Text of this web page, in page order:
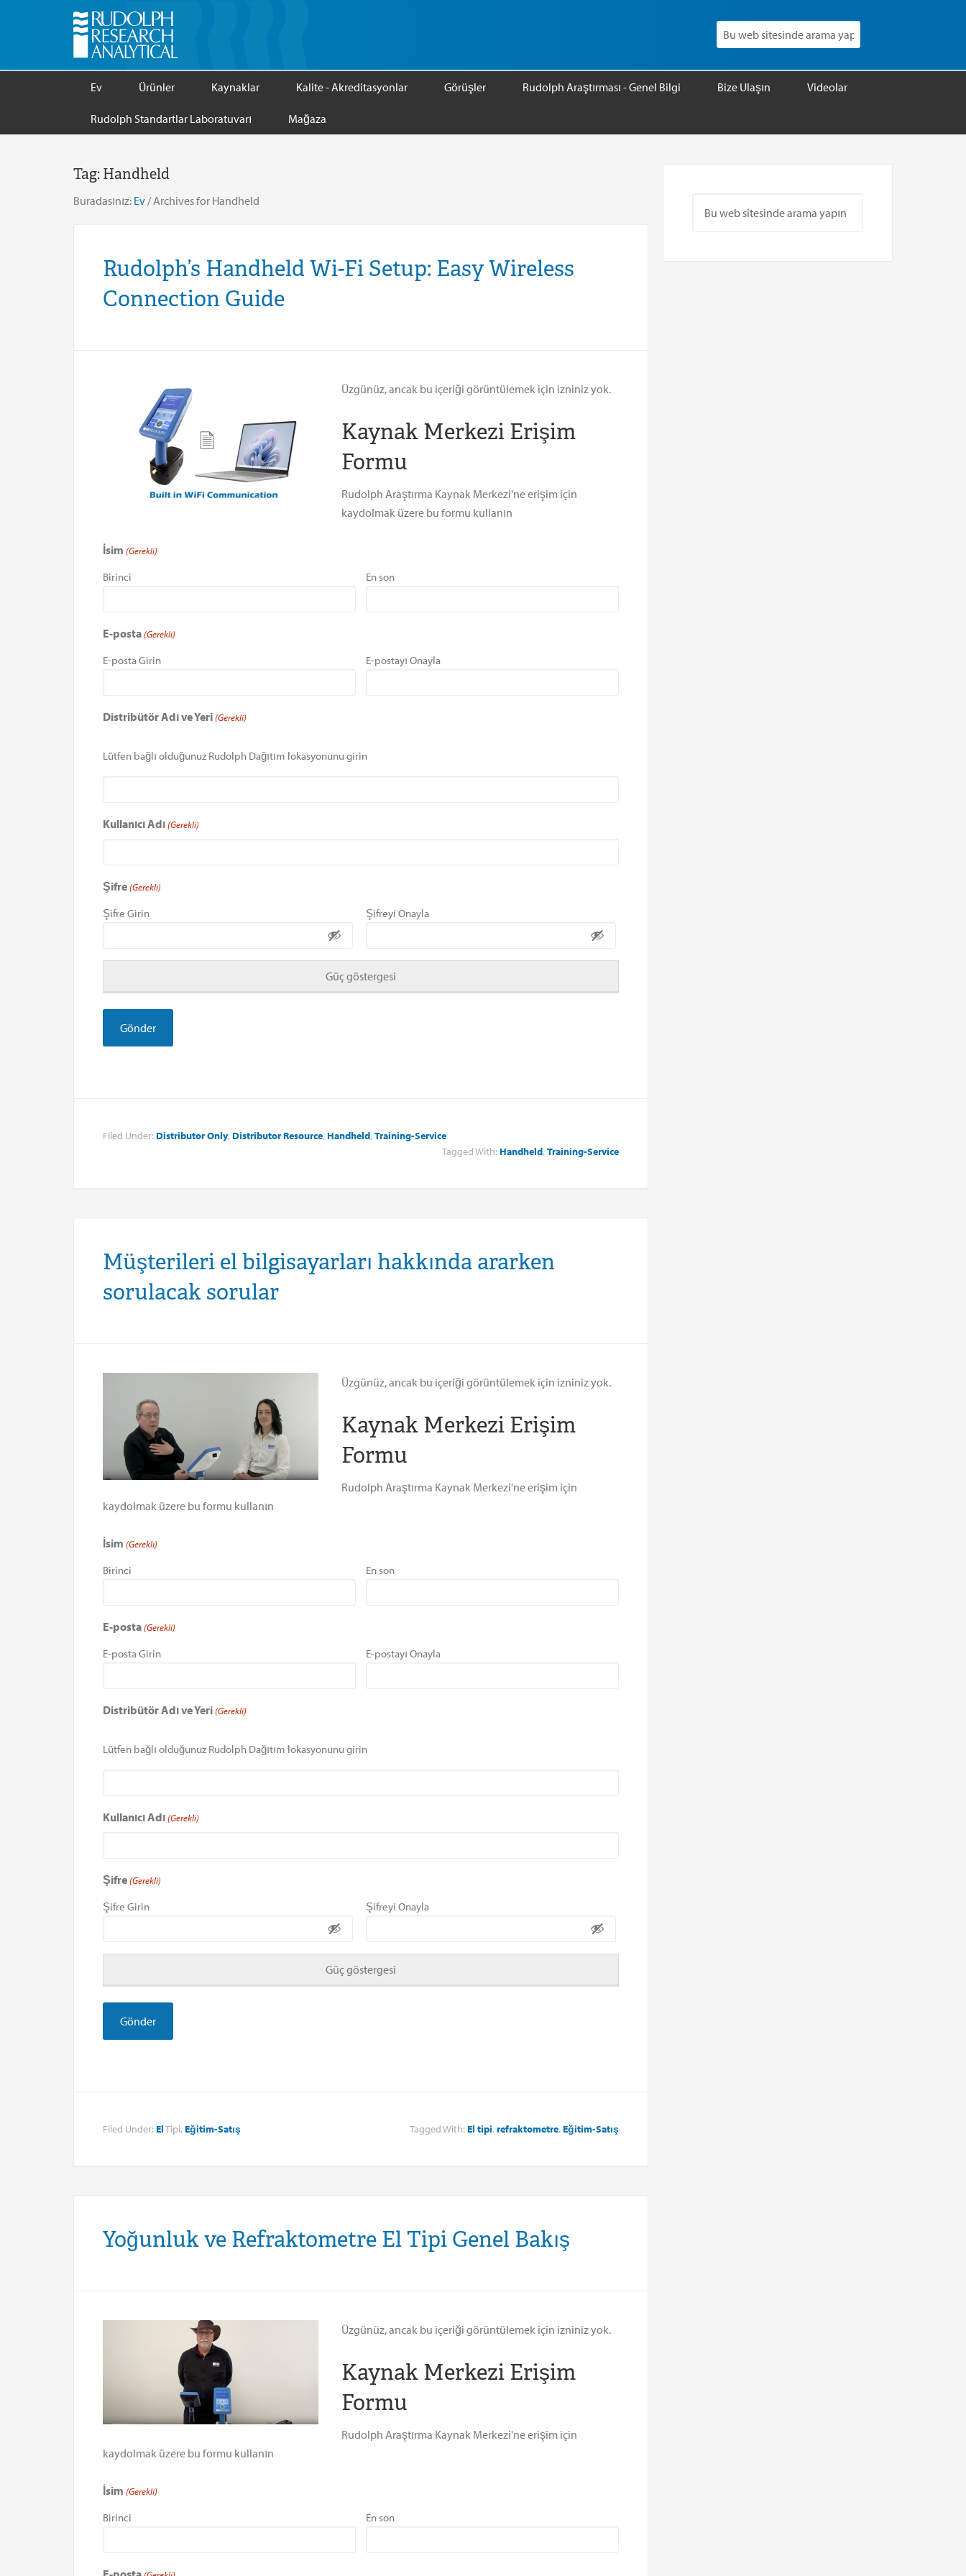
Ev Ürünler Kaynaklar Kalite - Akreditasyonlar Görüşler Rudolph Araştırması - Genel Bilgi Bize Ulaşın Videolar
Rudolph Standartlar Laboratuvarı Mağaza
Tag:Handheld
Buradasınız: Ev /Archives for Handheld
Rudolph’s Handheld Wi-Fi Setup: Easy Wireless
Connection Guide
Üzgünüz, ancak bu içeriği görüntülemek için izniniz yok.
Kaynak Merkezi Erişim
Formu
Rudolph Araştırma Kaynak Merkezi'ne erişim için
kaydolmak üzere bu formu kullanın
İsim (Gerekli)
Birinci En son
E-posta (Gerekli)
E-posta Girin E-postayı Onayla
Distribütör Adı ve Yeri (Gerekli)
Lütfen bağlı olduğunuz Rudolph Dağıtım lokasyonunu girin
Kullanıcı Adı (Gerekli)
Şifre (Gerekli)
Şifre Girin Şifreyi Onayla
Güç göstergesi
Filed Under: Distributor Only, Distributor Resource, Handheld, Training-Service
Tagged With: Handheld, Training-Service
Müşterileri el bilgisayarları hakkında ararken
sorulacak sorular
Üzgünüz, ancak bu içeriği görüntülemek için izniniz yok.
Kaynak Merkezi Erişim
Formu
Rudolph Araştırma Kaynak Merkezi'ne erişim için
kaydolmak üzere bu formu kullanın
İsim (Gerekli)
Birinci En son
E-posta (Gerekli)
E-posta Girin E-postayı Onayla
Distribütör Adı ve Yeri (Gerekli)
Lütfen bağlı olduğunuz Rudolph Dağıtım lokasyonunu girin
Kullanıcı Adı (Gerekli)
Şifre (Gerekli)
Şifre Girin Şifreyi Onayla
Güç göstergesi
Filed Under: ElTipi, Eğitim-Satış Tagged With: El tipi, refraktometre, Eğitim-Satış
Yoğunluk ve Refraktometre El Tipi Genel Bakış
Üzgünüz, ancak bu içeriği görüntülemek için izniniz yok.
Kaynak Merkezi Erişim
Formu
Rudolph Araştırma Kaynak Merkezi'ne erişim için
kaydolmak üzere bu formu kullanın
İsim (Gerekli)
Birinci En son